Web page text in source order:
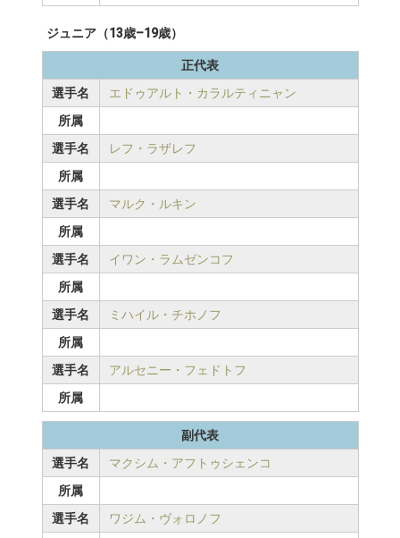
ジュニア（13歳–19歳）
正代表
選手名
エドゥアルト・カラルティニャン
所属
選手名
レフ・ラザレフ
所属
選手名
マルク・ルキン
所属
選手名
イワン・ラムゼンコフ
所属
選手名
ミハイル・チホノフ
所属
選手名
アルセニー・フェドトフ
所属
副代表
選手名
マクシム・アフトゥシェンコ
所属
選手名
ワジム・ヴォロノフ